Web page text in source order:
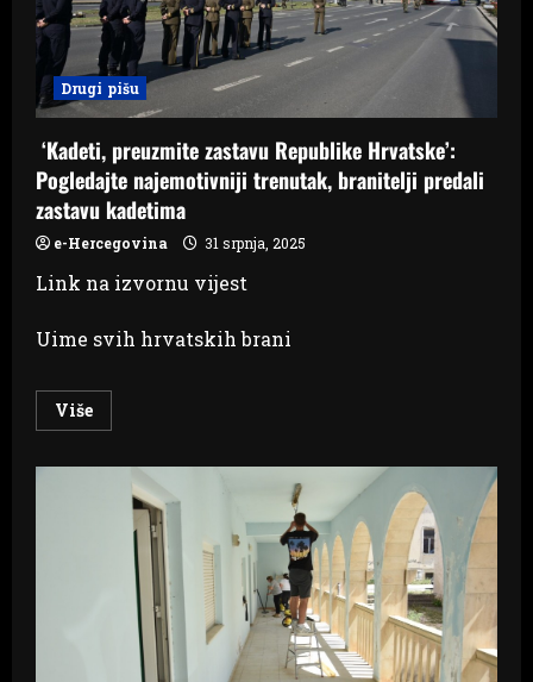
Drugi pišu
‘Kadeti, preuzmite zastavu Republike Hrvatske’:
Pogledajte najemotivniji trenutak, branitelji predali
zastavu kadetima
e-Hercegovina 31 srpnja, 2025
Link na izvornu vijest
Uime svih hrvatskih brani
VišeRead
more
zastavu
Republike
Hrvatske’:
Pogledajte
najemotivniji
trenutak,
branitelji
predali
zastavu
kadetima